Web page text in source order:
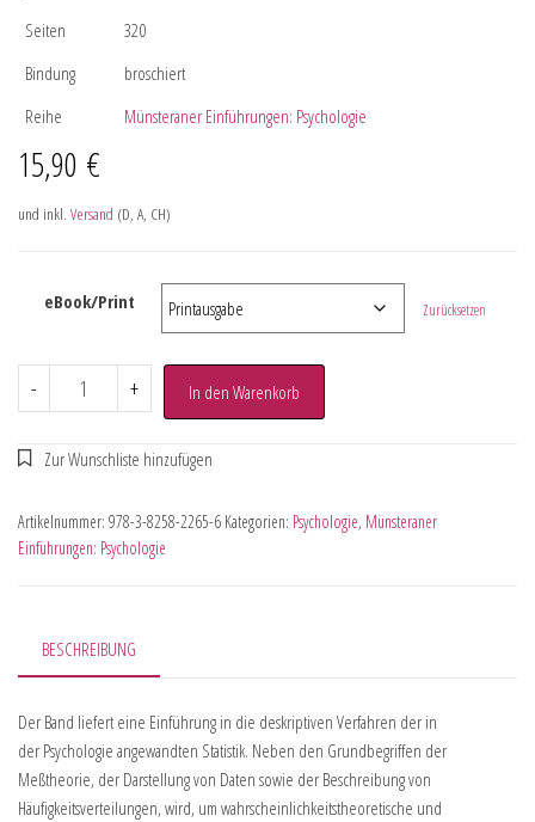
Seiten
320
Bindung
broschiert
Reihe
Münsteraner Einführungen: Psychologie
15,90 €
und inkl. Versand (D, A, CH)
eBook/Print Zurücksetzen
- + In den Warenkorb
Artikelnummer: 978-3-8258-2265-6 Kategorien: Psychologie, Münsteraner
Einführungen: Psychologie
BESCHREIBUNG
Der Band liefert eine Einführung in die deskriptiven Verfahren der in
der Psychologie angewandten Statistik. Neben den Grundbegriffen der
Meßtheorie, der Darstellung von Daten sowie der Beschreibung von
Häufigkeitsverteilungen, wird, um wahrscheinlichkeitstheoretische und